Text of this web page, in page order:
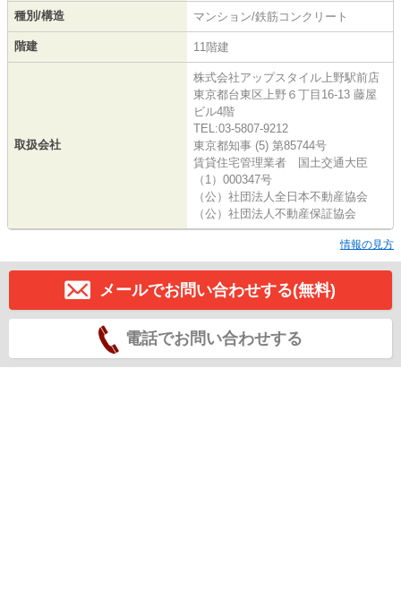
種別/構造 マンション/鉄筋コンクリート
階建 11階建
取扱会社
株式会社アップスタイル上野駅前店
東京都台東区上野６丁目16-13 藤屋
ビル4階
TEL:03-5807-9212
東京都知事 (5) 第85744号
賃貸住宅管理業者 国土交通大臣
（1）000347号
（公）社団法人全日本不動産協会
（公）社団法人不動産保証協会
情報の見方
メールでお問い合わせする(無料)
電話でお問い合わせする